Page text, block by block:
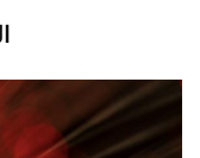
قصف محيط بلدة
من المنازل
اخبار محلية أغسطس 8, 2026